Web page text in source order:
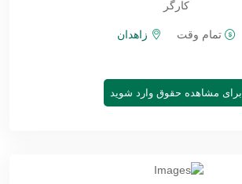
کارگر
تمام وقت زاهدان
برای مشاهده حقوق وارد شوید